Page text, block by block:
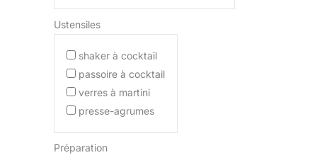
Ustensiles
shaker à cocktail
passoire à cocktail
verres à martini
presse-agrumes
Préparation